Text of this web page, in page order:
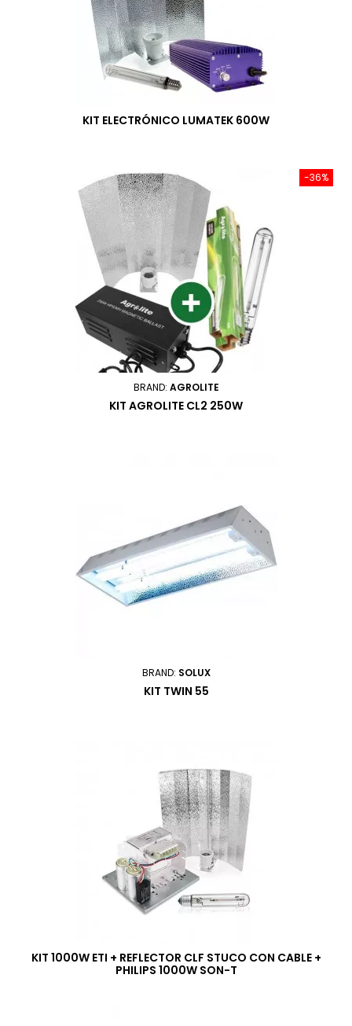
KIT ELECTRÓNICO LUMATEK 600W
-36%
BRAND: AGROLITE
KIT AGROLITE CL2 250W
BRAND: SOLUX
KIT TWIN 55
KIT 1000W ETI + REFLECTOR CLF STUCO CON CABLE +
PHILIPS 1000W SON-T